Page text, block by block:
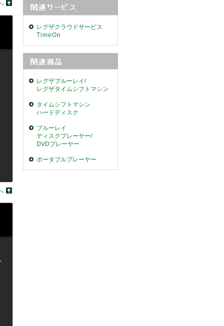
レグザクラウドサービス
TimeOn
レグザブルーレイ/
レグザタイムシフトマシン
タイムシフトマシン
ハードディスク
ブルーレイ
ディスクプレーヤー/
DVDプレーヤー
ポータブルプレーヤー